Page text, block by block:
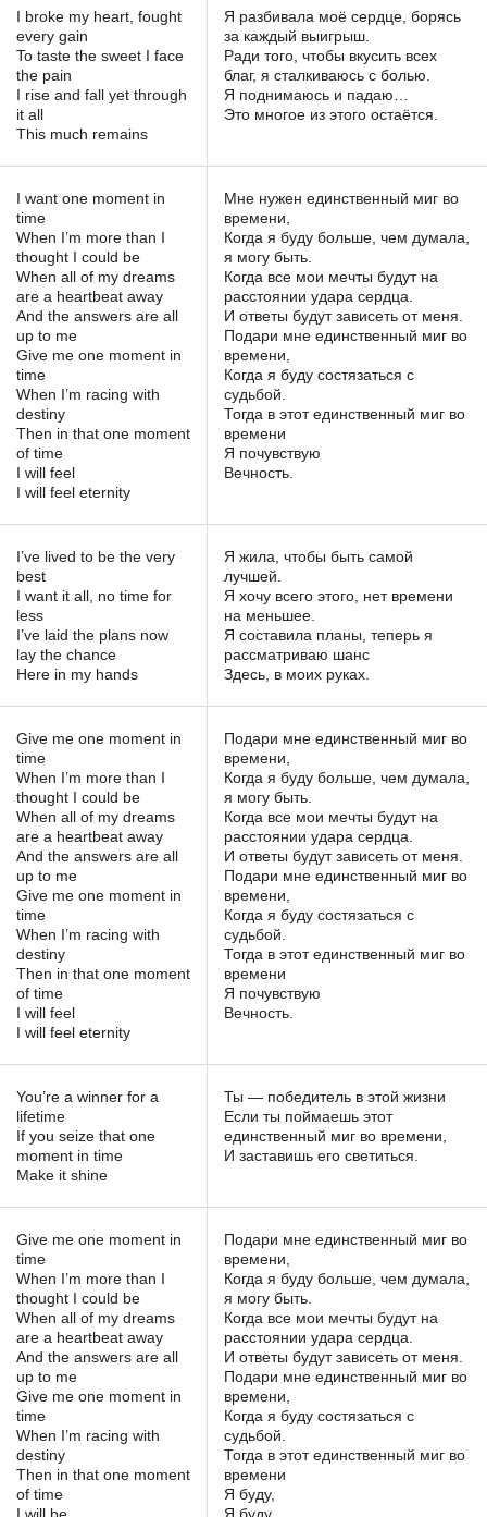
I broke my heart, fought
every gain
To taste the sweet I face
the pain
I rise and fall yet through
it all
This much remains
Я разбивала моё сердце, борясь
за каждый выигрыш.
Ради того, чтобы вкусить всех
благ, я сталкиваюсь с болью.
Я поднимаюсь и падаю…
Это многое из этого остаётся.
I want one moment in
time
When I’m more than I
thought I could be
When all of my dreams
are a heartbeat away
And the answers are all
up to me
Give me one moment in
time
When I’m racing with
destiny
Then in that one moment
of time
I will feel
I will feel eternity
Мне нужен единственный миг во
времени,
Когда я буду больше, чем думала,
я могу быть.
Когда все мои мечты будут на
расстоянии удара сердца.
И ответы будут зависеть от меня.
Подари мне единственный миг во
времени,
Когда я буду состязаться с
судьбой.
Тогда в этот единственный миг во
времени
Я почувствую
Вечность.
I’ve lived to be the very
best
I want it all, no time for
less
I’ve laid the plans now
lay the chance
Here in my hands
Я жила, чтобы быть самой
лучшей.
Я хочу всего этого, нет времени
на меньшее.
Я составила планы, теперь я
рассматриваю шанс
Здесь, в моих руках.
Give me one moment in
time
When I’m more than I
thought I could be
When all of my dreams
are a heartbeat away
And the answers are all
up to me
Give me one moment in
time
When I’m racing with
destiny
Then in that one moment
of time
I will feel
I will feel eternity
Подари мне единственный миг во
времени,
Когда я буду больше, чем думала,
я могу быть.
Когда все мои мечты будут на
расстоянии удара сердца.
И ответы будут зависеть от меня.
Подари мне единственный миг во
времени,
Когда я буду состязаться с
судьбой.
Тогда в этот единственный миг во
времени
Я почувствую
Вечность.
You’re a winner for a
lifetime
If you seize that one
moment in time
Make it shine
Ты — победитель в этой жизни
Если ты поймаешь этот
единственный миг во времени,
И заставишь его светиться.
Give me one moment in
time
When I’m more than I
thought I could be
When all of my dreams
are a heartbeat away
And the answers are all
up to me
Give me one moment in
time
When I’m racing with
destiny
Then in that one moment
of time
Подари мне единственный миг во
времени,
Когда я буду больше, чем думала,
я могу быть.
Когда все мои мечты будут на
расстоянии удара сердца.
И ответы будут зависеть от меня.
Подари мне единственный миг во
времени,
Когда я буду состязаться с
судьбой.
Тогда в этот единственный миг во
времени
Я буду,